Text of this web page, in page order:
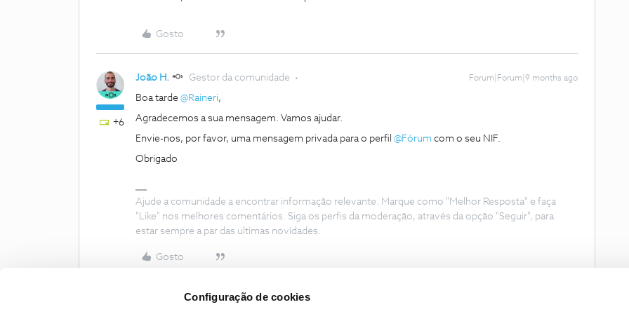
Configuração de cookies
Gosto
+6
João H. Gestor da comunidade Forum|Forum|9 months ago
Boa tarde ​ @Raineri,
Agradecemos a sua mensagem. Vamos ajudar.
Envie-nos, por favor, uma mensagem privada para o perfil ​ @Fórum com o seu NIF.
Obrigado
Ajude a comunidade a encontrar informação relevante. Marque como "Melhor Resposta" e faça
"Like" nos melhores comentários. Siga os perfis da moderação, através da opção "Seguir", para
estar sempre a par das ultimas novidades.
Gosto